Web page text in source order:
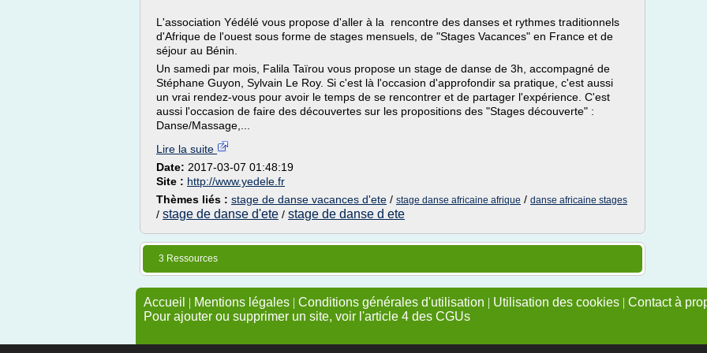
L'association Yédélé vous propose d'aller à la rencontre des danses et rythmes traditionnels
d'Afrique de l'ouest sous forme de stages mensuels, de "Stages Vacances" en France et de
séjour au Bénin.
Un samedi par mois, Falila Taïrou vous propose un stage de danse de 3h, accompagné de
Stéphane Guyon, Sylvain Le Roy. Si c'est là l'occasion d'approfondir sa pratique, c'est aussi
un vrai rendez-vous pour avoir le temps de se rencontrer et de partager l'expérience. C'est
aussi l'occasion de faire des découvertes sur les propositions des "Stages découverte" :
Danse/Massage,...
Lire la suite
Date: 2017-03-07 01:48:19
Site : http://www.yedele.fr
Thèmes liés : stage de danse vacances d'ete / stage danse africaine afrique / danse africaine stages
/ stage de danse d'ete / stage de danse d ete
3 Ressources
Accueil | Mentions légales | Conditions générales d'utilisation | Utilisation des cookies | Contact à
Pour ajouter ou supprimer un site, voir l'article 4 des CGUs